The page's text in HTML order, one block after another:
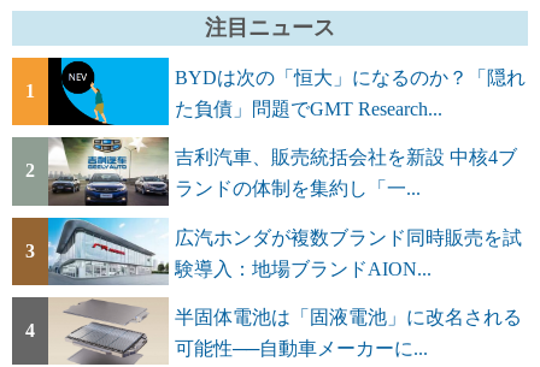
注目ニュース
1
BYDは次の「恒大」になるのか？「隠れ
た負債」問題でGMT Research...
2
吉利汽車、販売統括会社を新設 中核4ブ
ランドの体制を集約し「一...
3
広汽ホンダが複数ブランド同時販売を試
験導入：地場ブランドAION...
4
半固体電池は「固液電池」に改名される
可能性──自動車メーカーに...